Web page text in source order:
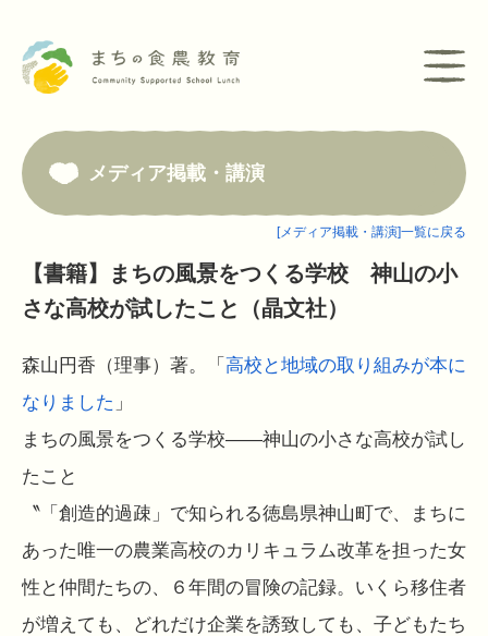
メディア掲載・講演
[メディア掲載・講演]一覧に戻る
【書籍】まちの風景をつくる学校 神山の小
さな高校が試したこと（晶文社）
森山円香（理事）著。「 高校と地域の取り組みが本に
なりました 」
まちの風景をつくる学校――神山の小さな高校が試し
たこと
〝「創造的過疎」で知られる徳島県神山町で、まちに
あった唯一の農業高校のカリキュラム改革を担った女
性と仲間たちの、６年間の冒険の記録。いくら移住者
が増えても、どれだけ企業を誘致しても、子どもたち